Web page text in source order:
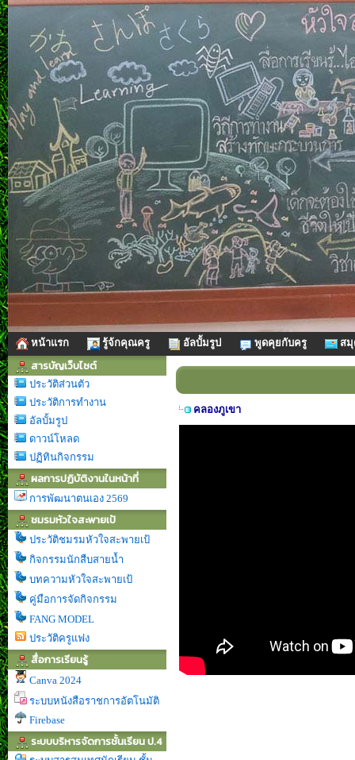
หน้าแรก รู้จ้กคุณครู อัลบั้มรูป พูดคุยกับครู สมุ
สารบัญเว็บไซต์
ประวัติส่วนตัว
ประวัติการทำงาน
อัลบั้มรูป
ดาวน์โหลด
ปฏิทินกิจกรรม
ผลการปฏิบัติงานในหน้าที่
การพัฒนาตนเอง 2569
ชมรมหัวใจสะพายเป้
ประวัติชมรมหัวใจสะพายเป้
กิจกรรมนักสืบสายน้ำ
บทความหัวใจสะพายเป้
คู่มือการจัดกิจกรรม
FANG MODEL
ประวัติครูแฟง
สื่อการเรียนรู้
Canva 2024
ระบบหนังสือราชการอัตโนมัติ
Firebase
ระบบบริหารจัดการชั้นเรียน ป.4
คลองภูเขา